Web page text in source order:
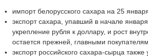
импорт белорусского сахара на 25
экспорт сахара, упавший в начале
укрепление рубля к доллару, и рост
остается прежней, главными
экспорт российского сахара-сырца